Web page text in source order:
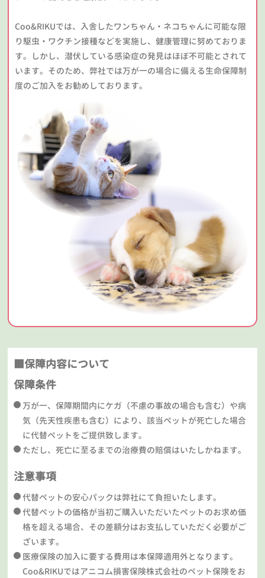
Coo&RIKUでは、入舎したワンちゃん・ネコちゃんに可能な限
り駆虫・ワクチン接種などを実施し、健康管理に努めておりま
す。しかし、潜伏している感染症の発見はほぼ不可能とされて
います。そのため、弊社では万が一の場合に備える生命保障制
度のご加入をお勧めしております。
■保障内容について
保障条件
万が一、保障期間内にケガ（不慮の事故の場合も含む）や病
気（先天性疾患も含む）により、該当ペットが死亡した場合
に代替ペットをご提供致します。
ただし、死亡に至るまでの治療費の賠償はいたしかねます。
注意事項
代替ペットの安心パックは弊社にて負担いたします。
代替ペットの価格が当初ご購入いただいたペットのお求め価
格を超える場合、その差額分はお支払していただく必要がご
ざいます。
医療保険の加入に要する費用は本保障適用外となります。
Coo&RIKUではアニコム損害保険株式会社のペット保険をお